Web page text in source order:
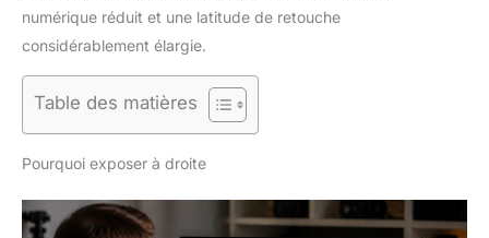
numérique réduit et une latitude de retouche
considérablement élargie.
Table des matières
Pourquoi exposer à droite